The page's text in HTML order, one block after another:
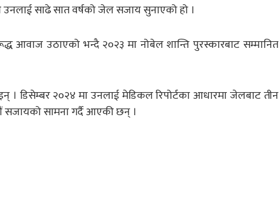
साढे सात वर्षको जेल सजाय सुनाएको हो ।
आवाज उठाएको भन्दै २०२३ मा नोबेल शान्ति पुरस्कारबाट सम्मानित
। डिसेम्बर २०२४ मा उनलाई मेडिकल रिपोर्टका आधारमा जेलबाट तीन
सजायको सामना गर्दै आएकी छन् ।